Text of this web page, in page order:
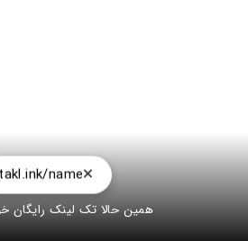
takl.ink/name
همین حالا تک لینک رایگان